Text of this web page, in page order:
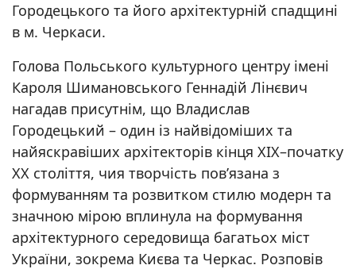
Городецького та його архітектурній спадщині
в м. Черкаси.
Голова Польського культурного центру імені
Кароля Шимановського Геннадій Лінєвич
нагадав присутнім, що Владислав
Городецький – один із найвідоміших та
найяскравіших архітекторів кінця ХІХ–початку
ХХ століття, чия творчість пов’язана з
формуванням та розвитком стилю модерн та
значною мірою вплинула на формування
архітектурного середовища багатьох міст
України, зокрема Києва та Черкас. Розповів